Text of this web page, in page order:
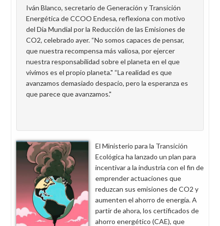
Iván Blanco, secretario de Generación y Transición
Energética de CCOO Endesa, reflexiona con motivo
del Día Mundial por la Reducción de las Emisiones de
CO2, celebrado ayer. “No somos capaces de pensar,
que nuestra recompensa más valiosa, por ejercer
nuestra responsabilidad sobre el planeta en el que
vivimos es el propio planeta." “La realidad es que
avanzamos demasiado despacio, pero la esperanza es
que parece que avanzamos."
El Ministerio para la Transición
Ecológica ha lanzado un plan para
incentivar a la industria con el fin de
emprender actuaciones que
reduzcan sus emisiones de CO2 y
aumenten el ahorro de energía. A
partir de ahora, los certificados de
ahorro energético (CAE), que